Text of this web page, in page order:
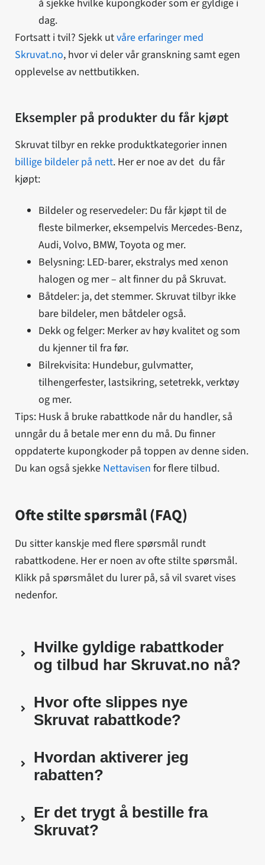
å sjekke hvilke kupongkoder som er gyldige i
dag.
Fortsatt i tvil? Sjekk utvåre erfaringer med
Skruvat.no, hvor vi deler vår granskning samt egen
opplevelse av nettbutikken.
Eksempler på produkter du får kjøpt
Skruvat tilbyr en rekke produktkategorier innen
billige bildeler på nett. Her er noe av det du får
kjøpt:
Bildeler og reservedeler: Du får kjøpt til de
fleste bilmerker, eksempelvis Mercedes-Benz,
Audi, Volvo, BMW, Toyota og mer.
Belysning: LED-barer, ekstralys med xenon
halogen og mer – alt finner du på Skruvat.
Båtdeler: ja, det stemmer. Skruvat tilbyr ikke
bare bildeler, men båtdeler også.
Dekk og felger: Merker av høy kvalitet og som
du kjenner til fra før.
Bilrekvisita: Hundebur, gulvmatter,
tilhengerfester, lastsikring, setetrekk, verktøy
og mer.
Tips: Husk å bruke rabattkode når du handler, så
unngår du å betale mer enn du må. Du finner
oppdaterte kupongkoder på toppen av denne siden.
Du kan også sjekke Nettavisen for flere tilbud.
Ofte stilte spørsmål (FAQ)
Du sitter kanskje med flere spørsmål rundt
rabattkodene. Her er noen av ofte stilte spørsmål.
Klikk på spørsmålet du lurer på, så vil svaret vises
nedenfor.
Hvilke gyldige rabattkoder
og tilbud har Skruvat.no nå?
Hvor ofte slippes nye
Skruvat rabattkode?
Hvordan aktiverer jeg
rabatten?
Er det trygt å bestille fra
Skruvat?